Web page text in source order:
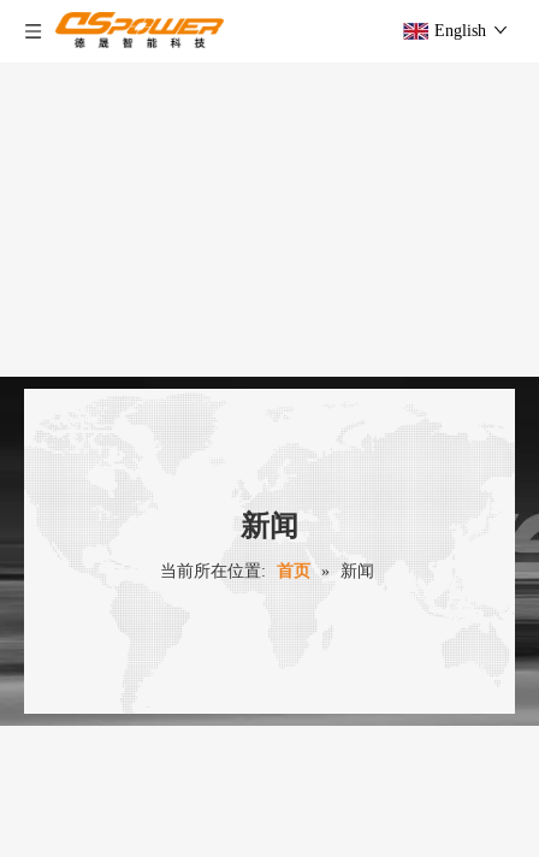
English
新闻
当前所在位置: 首页 » 新闻